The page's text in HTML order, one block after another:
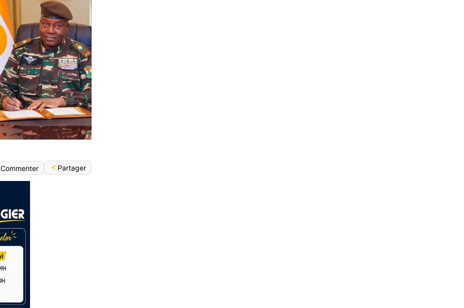
Commenter Partager